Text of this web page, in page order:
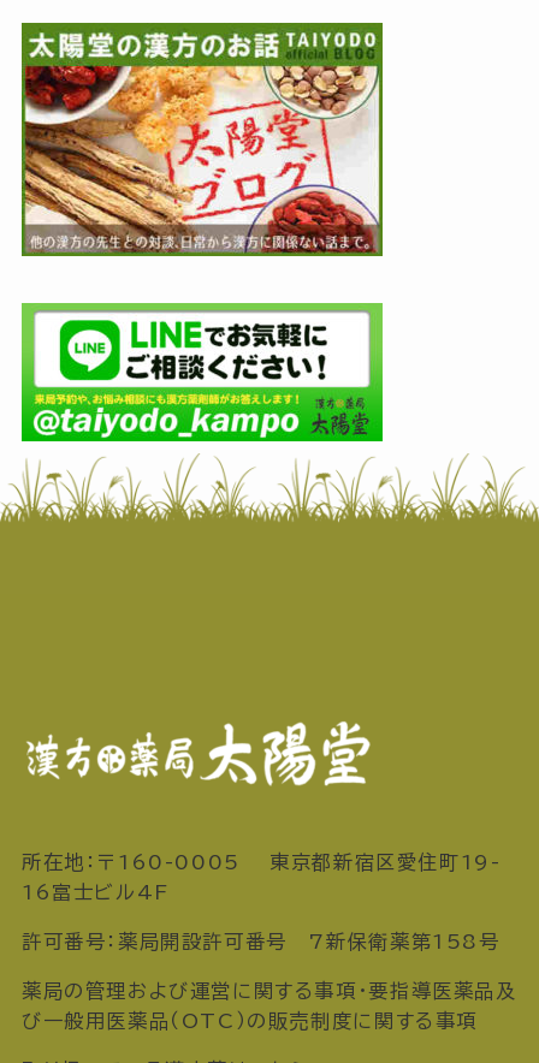
所在地：〒160-0005 東京都新宿区愛住町19-
16富士ビル4F
許可番号：薬局開設許可番号 7新保衛薬第158号
薬局の管理および運営に関する事項・要指導医薬品及
び一般用医薬品（OTC）の販売制度に関する事項